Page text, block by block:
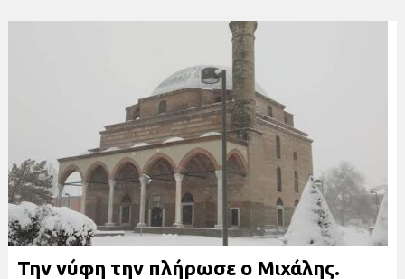
Την νύφη την πλήρωσε ο Μιχάλης.